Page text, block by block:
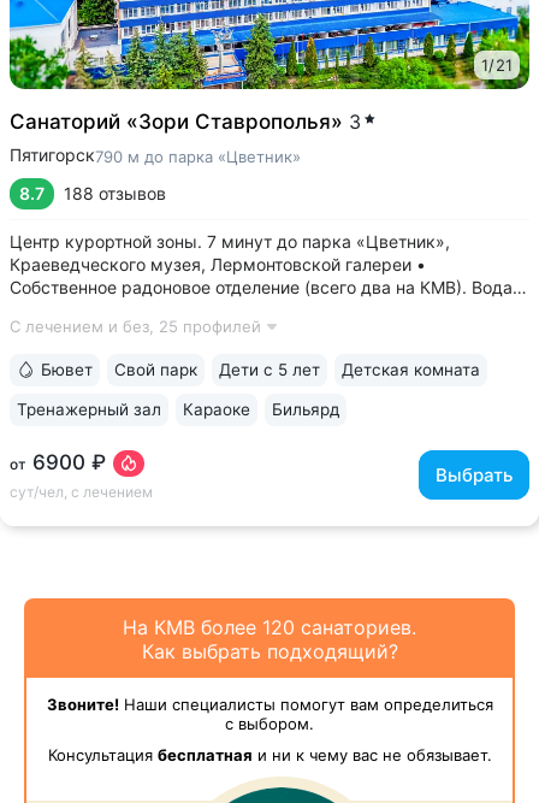
1/21
Санаторий «Зори Ставрополья» 3
Пятигорск790 м до парка «Цветник»
8.7 188 отзывов
Центр курортной зоны. 7 минут до парка «Цветник»,
Краеведческого музея, Лермонтовской галереи •
Собственное радоновое отделение (всего два на КМВ). Вода
сохраняя все полезные свойства • Сероводородные ванны
С лечением и без, 25 профилей
от 6900 ₽
сут/чел, с лечением
Выбрать
Бювет Свой парк Дети с 5 лет Детская комната
Тренажерный зал Караоке Бильярд
На КМВ более 120 санаториев.
Как выбрать подходящий?
Звоните!Наши специалисты помогут вам определиться
с выбором.
Консультация бесплатная и ни к чему вас не обязывает.